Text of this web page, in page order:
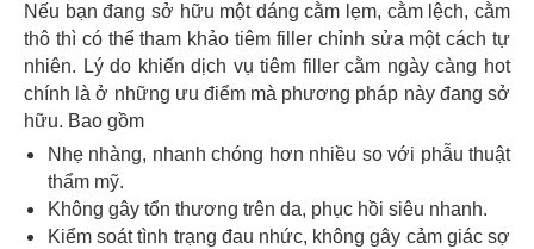
Nếu bạn đang sở hữu một dáng cằm lẹm, cằm lệch, cằm
thô thì có thể tham khảo tiêm filler chỉnh sửa một cách tự
nhiên. Lý do khiến dịch vụ tiêm filler cằm ngày càng hot
chính là ở những ưu điểm mà phương pháp này đang sở
hữu. Bao gồm
Nhẹ nhàng, nhanh chóng hơn nhiều so với phẫu thuật
thẩm mỹ.
Không gây tổn thương trên da, phục hồi siêu nhanh.
Kiểm soát tình trạng đau nhức, không gây cảm giác sợ